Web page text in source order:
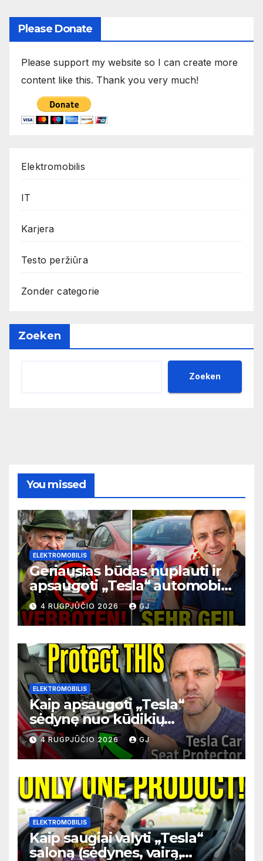
Please Donate
Please support my website so I can create more
content like this. Thank you very much!
Elektromobilis
IT
Karjera
Testo peržiūra
Zonder categorie
Zoeken
Zoeken
You missed
ELEKTROMOBILIS
Geriausias būdas nuplauti ir
apsaugoti „Tesla“ automobilį
be vandens kelionės metu
4 RUGPJŪČIO 2026 GJ
ELEKTROMOBILIS
Kaip apsaugoti „Tesla“
sėdynę nuo kūdikių
automobilių kėdutės
4 RUGPJŪČIO 2026 GJ
ELEKTROMOBILIS
Kaip saugiai valyti „Tesla“
saloną (sėdynes, vairą,